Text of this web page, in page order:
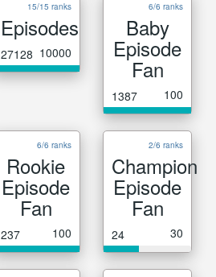
15/15 ranks
Episodes
27128 10000
6/6 ranks
Baby
Episode
Fan
1387 100
6/6 ranks
Rookie
Episode
Fan
237 100
2/6 ranks
Champion
Episode
Fan
24 30